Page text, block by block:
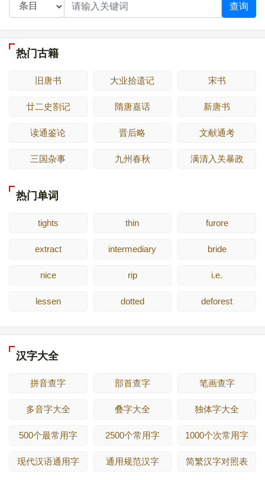
查询
热门古籍
旧唐书 大业拾遗记 宋书
廿二史劄记 隋唐嘉话 新唐书
读通鉴论 晋后略 文献通考
三国杂事 九州春秋 满清入关暴政
热门单词
tights thin furore
extract intermediary bride
nice rip i.e.
lessen dotted deforest
汉字大全
拼音查字 部首查字 笔画查字
多音字大全 叠字大全 独体字大全
500个最常用字 2500个常用字 1000个次常用字
现代汉语通用字 通用规范汉字 简繁汉字对照表